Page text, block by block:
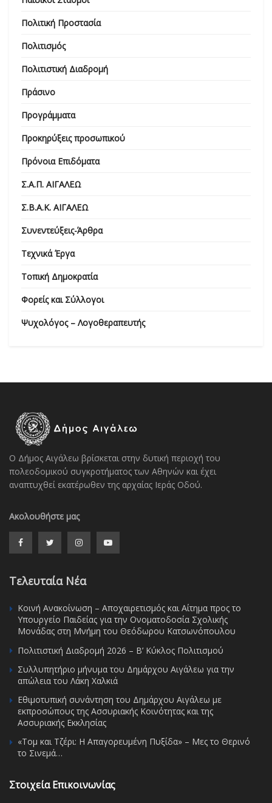
Πολιτική Προστασία
Πολιτισμός
Πολιτιστική Διαδρομή
Πράσινο
Προγράμματα
Προκηρύξεις προσωπικού
Πρόνοια Επιδόματα
Σ.Α.Π. ΑΙΓΑΛΕΩ
Σ.Β.Α.Κ. ΑΙΓΑΛΕΩ
Συνεντεύξεις-Άρθρα
Τεχνικά Έργα
Τοπική Δημοκρατία
Φορείς και Σύλλογοι
Ψυχολόγος – Λογοθεραπευτής
Ο Δήμος Αιγάλεω βρίσκεται στην δυτική περιοχή του
πολεοδομικού συγκροτήματος των Αθηνών και έχει
αναπτυχθεί εκατέρωθεν της αρχαίας Ιεράς Οδού.
Ακολουθήστε μας
Τελευταία Νέα
Κοινή Ανακοίνωση – Αποχαιρετισμός και Αίτημα προς το
Υπουργείο Παιδείας για την Ονοματοδοσία Σχολικής
Μονάδας στη Μνήμη του Θεόδωρου Κατσωνόπουλου
Πολιτιστική Διαδρομή 2026 – Β’ Κύκλος Πολιτισμού
Συλλυπητήριο μήνυμα του Δημάρχου Αιγάλεω για την
απώλεια του Λάκη Χαλκιά
Εθιμοτυπική συνάντηση του Δημάρχου Αιγάλεω με
εκπροσώπους της Ασσυριακής Κοινότητας και της
Ασσυριακής Εκκλησίας
«Τομ και Τζέρι: Η Απαγορευμένη Πυξίδα» – Μες το Θερινό
το Σινεμά…
Στοιχεία Επικοινωνίας